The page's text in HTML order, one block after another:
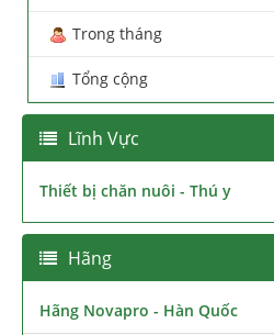
Trong tháng
Tổng cộng
Lĩnh Vực
Thiết bị chăn nuôi - Thú y
Hãng
Hãng Novapro - Hàn Quốc